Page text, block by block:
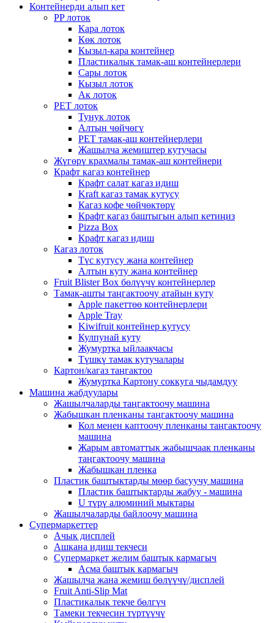
Контейнерди алып кет
PP лоток
Кара лоток
Көк лоток
Кызыл-кара контейнер
Пластикалык тамак-аш контейнерлери
Сары лоток
Кызыл лоток
Ак лоток
PET лоток
Тунук лоток
Алтын чөйчөгү
PET тамак-аш контейнерлери
Жашылча жемиштер кутучасы
Жүгөрү крахмалы тамак-аш контейнери
Крафт кагаз контейнер
Крафт салат кагаз идиш
Kraft кагаз тамак кутусу
Кагаз кофе чөйчөктөрү
Крафт кагаз баштыгын алып кетиңиз
Pizza Box
Крафт кагаз идиш
Кагаз лоток
Түс кутусу жана контейнер
Алтын куту жана контейнер
Fruit Blister Box бөлүүчү контейнерлер
Тамак-ашты таңгактоочу атайын куту
Apple пакеттөө контейнерлери
Apple Tray
Kiwifruit контейнер кутусу
Кулпунай куту
Жумуртка ыйлаакчасы
Түшкү тамак кутучалары
Картон/кагаз таңгактоо
Жумуртка Картону соккуга чыдамдуу
Машина жабдуулары
Жашылчаларды таңгактоочу машина
Жабышкан пленканы таңгактоочу машина
Кол менен каптоочу пленканы таңгактоочу
машина
Жарым автоматтык жабышчаак пленканы
таңгактоочу машина
Жабышкан пленка
Пластик баштыктарды мөөр басуучу машина
Пластик баштыктарды жабуу - машина
U түрү алюминий мыктары
Жашылчаларды байлоочу машина
Супермаркеттер
Ачык дисплей
Ашкана идиш текчеси
Супермаркет желим баштык кармагыч
Асма баштык кармагыч
Жашылча жана жемиш бөлүүчү/дисплей
Fruit Anti-Slip Mat
Пластикалык текче бөлгүч
Тамеки текчесин түртүүчү